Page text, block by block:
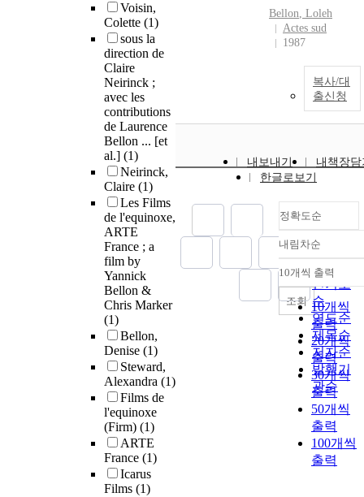
Voisin,
Colette (1)
sous la
direction de
Claire
Neirinck ;
avec les
contributions
de Laurence
Bellon ... [et
al.] (1)
Neirinck,
Claire (1)
Les Films
de l'equinoxe,
ARTE
France ; a
film by
Yannick
Bellon &
Chris Marker
(1)
Bellon,
Denise (1)
Steward,
Alexandra (1)
Films de
l'equinoxe
(Firm) (1)
ARTE
France (1)
Icarus
Films (1)
Bellon, Loleh
Actes sud
1987
복사/대
출신청
내보내기
내책장담
한글로보기
정확도순
정확도
순
인기도
순
연도순
제목순
저자순
발행기
관순
내림차순
내림차순
10개씩 출력
10개씩
출력
20개씩
출력
30개씩
출력
50개씩
출력
100개씩
출력
조회